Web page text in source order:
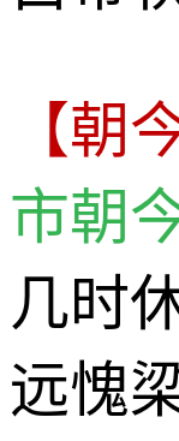
【朝
市朝
几时
远愧